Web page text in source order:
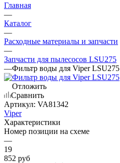
Главная
—
Каталог
—
Расходные материалы и запчасти
—
Запчасти для пылесосов LSU275
—Фильтр воды для Viper LSU275
Отложить
Сравнить
Артикул: VA81342
Viper
Характеристики
Номер позиции на схеме
—
19
852 руб